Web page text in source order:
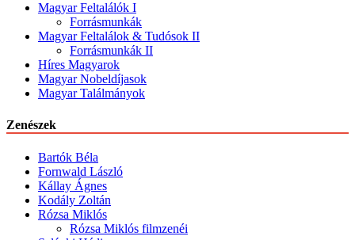
Magyar Feltalálók I
Forrásmunkák
Magyar Feltalálok & Tudósok II
Forrásmunkák II
Híres Magyarok
Magyar Nobeldíjasok
Magyar Találmányok
Zenészek
Bartók Béla
Fornwald László
Kállay Ágnes
Kodály Zoltán
Rózsa Miklós
Rózsa Miklós filmzenéi